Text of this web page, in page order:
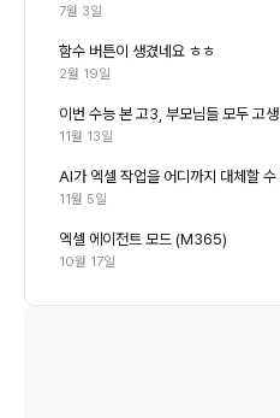
7월 3일
함수 버튼이 생겼네요 ㅎㅎ
2월 19일
이번 수능 본 고3, 부모님들 모두 고
11월 13일
AI가 엑셀 작업을 어디까지 대체할 수
11월 5일
엑셀 에이전트 모드 (M365)
10월 17일